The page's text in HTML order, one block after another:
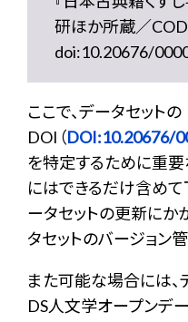
研ほか所蔵／
doi:10.20676/
ここで、データセットの
DOI（DOI:10.20676/
を特定するために重
にはできるだけ含めて
ータセットの更新にか
タセットのバージョン
また可能な場合には、
DS人文学オープンデ